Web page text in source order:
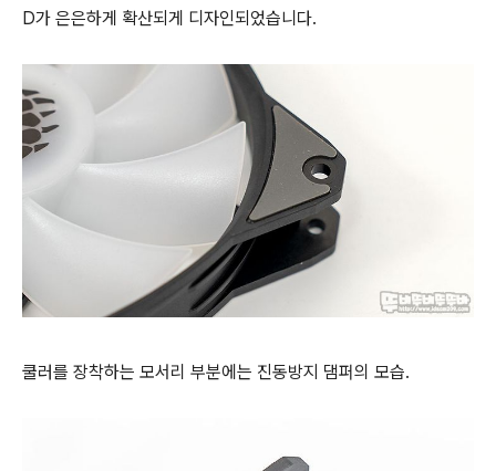
D가 은은하게 확산되게 디자인되었습니다.
쿨러를 장착하는 모서리 부분에는 진동방지 댐퍼의 모습.